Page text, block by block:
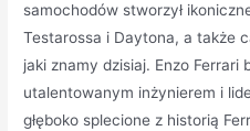
samochodów stworzył
Testarossa i Daytona, a także
jaki znamy dzisiaj. Enzo Ferrari
utalentowanym inżynierem i
głęboko splecione z historią